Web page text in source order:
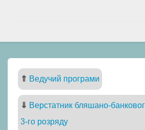
⇑ Ведучий програми
⇓ Верстатник бляшано-
3-го розряду